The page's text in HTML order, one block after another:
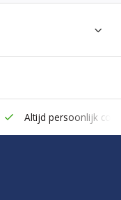
Altijd persoonlijk